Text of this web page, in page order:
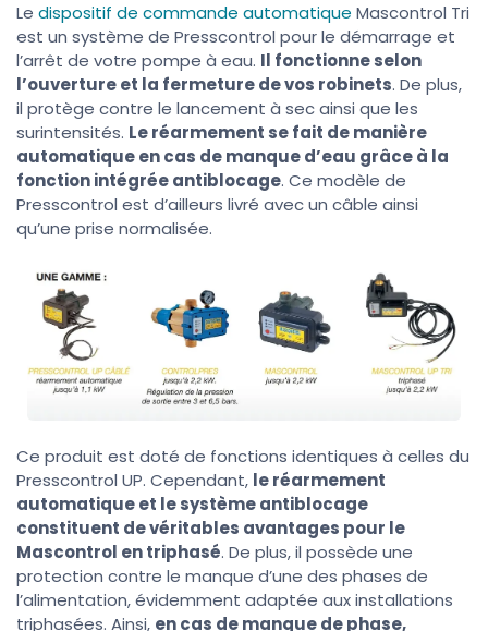
Le dispositif de commande automatique Mascontrol Tri
est un système de Presscontrol pour le démarrage et
l’arrêt de votre pompe à eau. Il fonctionne selon
l’ouverture et la fermeture de vos robinets. De plus,
il protège contre le lancement à sec ainsi que les
surintensités. Le réarmement se fait de manière
automatique en cas de manque d’eau grâce à la
fonction intégrée antiblocage. Ce modèle de
Presscontrol est d’ailleurs livré avec un câble ainsi
qu’une prise normalisée.
Ce produit est doté de fonctions identiques à celles du
Presscontrol UP. Cependant, le réarmement
automatique et le système antiblocage
constituent de véritables avantages pour le
Mascontrol en triphasé. De plus, il possède une
protection contre le manque d’une des phases de
l’alimentation, évidemment adaptée aux installations
triphasées. Ainsi, en cas de manque de phase,